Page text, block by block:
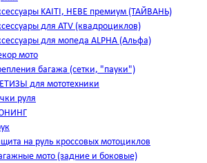
KAITI, HEBE премиум (ТАЙВАНЬ)
для ATV (квадроциклов)
для мопеда ALPHA (Альфа)
мото
багажа (сетки, "пауки")
для мототехники
руля
на руль кроссовых мотоциклов
мото (задние и боковые)